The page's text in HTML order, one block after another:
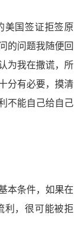
美国签证拒签原
的问题我随便回
为我在撒谎，所
分有必要，摸清
不能自己给自己
本条件，如果在
利，很可能被拒